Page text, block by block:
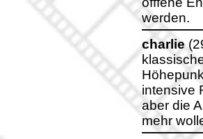
werden.
charlie
intensive
aber die
mehr